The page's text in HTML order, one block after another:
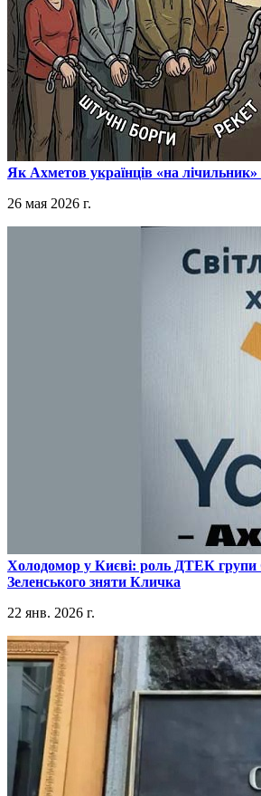
​Як Ахметов українців «на
26 мая 2026 г.
​Холодомор у Києві: роль ДТЕК
Зеленського зняти Кличка
22 янв. 2026 г.